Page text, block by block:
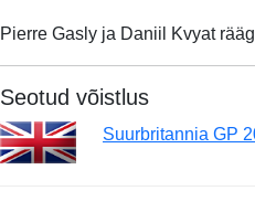
Pierre Gasly ja Daniil Kvyat
Seotud võistlus
Suurbritannia GP